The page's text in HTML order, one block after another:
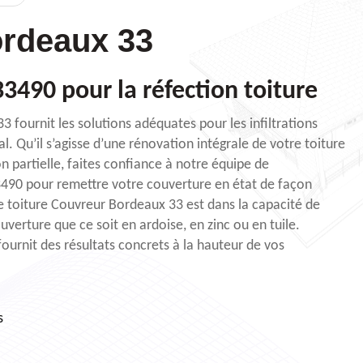
33
pour la réfection toiture
fournit les solutions adéquates pour les infiltrations
Qu’il s’agisse d’une rénovation intégrale de votre toiture
partielle, faites confiance à notre équipe de
pour remettre votre couverture en état de façon
toiture Couvreur Bordeaux 33 est dans la capacité de
que ce soit en ardoise, en zinc ou en tuile.
des résultats concrets à la hauteur de vos